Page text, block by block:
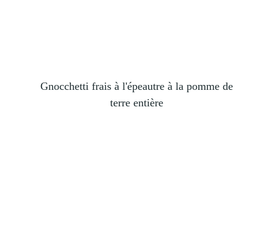
Gnocchetti frais à l'épeautre à la pomme de
terre entière